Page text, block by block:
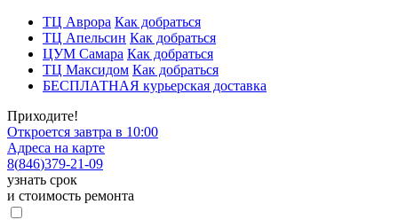
ТЦ Аврора Как добраться
ТЦ Апельсин Как добраться
ЦУМ Самара Как добраться
ТЦ Максидом Как добраться
БЕСПЛАТНАЯ курьерская доставка
Приходите!
Откроется завтра в 10:00
Адреса на карте
8(846)379-21-09
узнать срок
и стоимость ремонта